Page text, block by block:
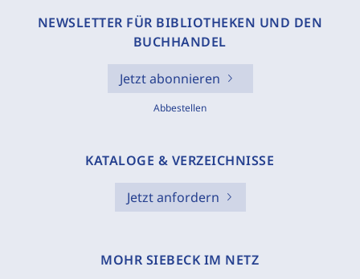
NEWSLETTER FÜR BIBLIOTHEKEN UND DEN
BUCHHANDEL
Jetzt abonnieren
Abbestellen
KATALOGE & VERZEICHNISSE
Jetzt anfordern
MOHR SIEBECK IM NETZ